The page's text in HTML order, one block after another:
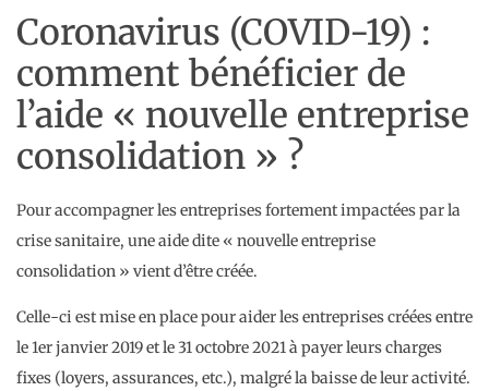
Coronavirus (COVID-19) :
comment bénéficier de
l’aide « nouvelle entreprise
consolidation » ?
Pour accompagner les entreprises fortement impactées par la
crise sanitaire, une aide dite « nouvelle entreprise
consolidation » vient d’être créée.
Celle-ci est mise en place pour aider les entreprises créées entre
le 1er janvier 2019 et le 31 octobre 2021 à payer leurs charges
fixes (loyers, assurances, etc.), malgré la baisse de leur activité.